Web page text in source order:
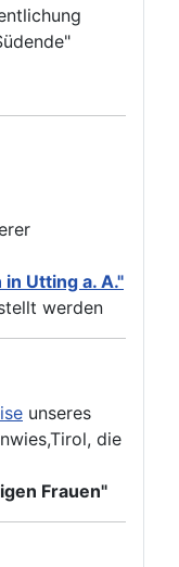
Utting a. A."
werden
unseres
die
Frauen"